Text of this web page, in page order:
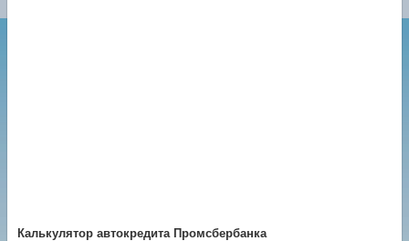
Калькулятор автокредита Промсбербанка